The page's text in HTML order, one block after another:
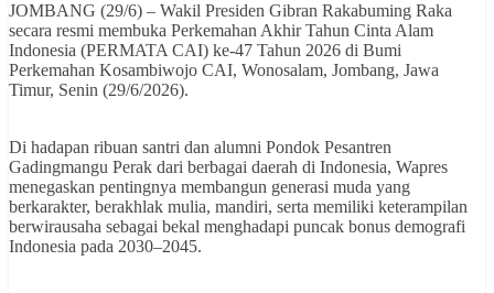
JOMBANG (29/6) – Wakil Presiden Gibran Rakabuming Raka
secara resmi membuka Perkemahan Akhir Tahun Cinta Alam
Indonesia (PERMATA CAI) ke-47 Tahun 2026 di Bumi
Perkemahan Kosambiwojo CAI, Wonosalam, Jombang, Jawa
Timur, Senin (29/6/2026).
Di hadapan ribuan santri dan alumni Pondok Pesantren
Gadingmangu Perak dari berbagai daerah di Indonesia, Wapres
menegaskan pentingnya membangun generasi muda yang
berkarakter, berakhlak mulia, mandiri, serta memiliki keterampilan
berwirausaha sebagai bekal menghadapi puncak bonus demografi
Indonesia pada 2030–2045.